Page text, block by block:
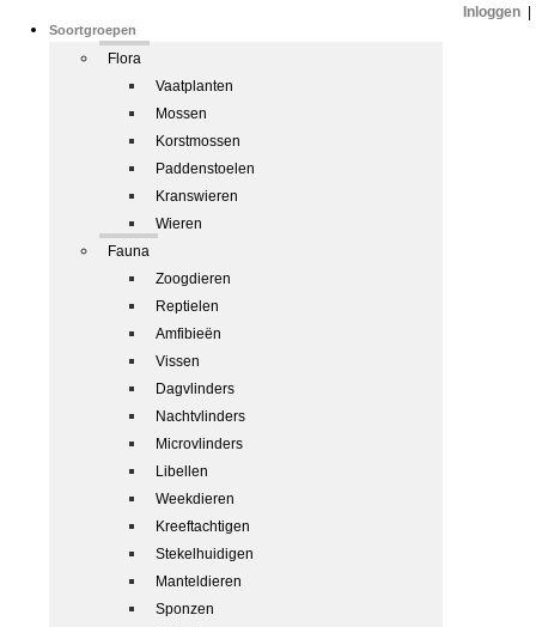
Soortgroepen
Flora
Vaatplanten
Mossen
Korstmossen
Paddenstoelen
Kranswieren
Wieren
Fauna
Zoogdieren
Reptielen
Amfibieën
Vissen
Dagvlinders
Nachtvlinders
Microvlinders
Libellen
Weekdieren
Kreeftachtigen
Stekelhuidigen
Manteldieren
Sponzen
Inloggen